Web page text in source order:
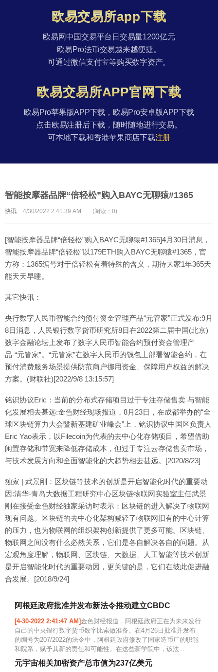
欧易交易所app下载
欧易网中国交易平台日交易量1200亿元
欧易Pro法币交易越来越便捷。
可通过微信支付宝等购买数字资产。
欧易交易所APP官网下载
欧易Pro苹果版APP下载，欧易Pro安卓版APP下载
点击欧易注册后下载，随时随地进行交易。
可本地下载和香港苹果商店下载注册
智能按摩器品牌“倍轻松”购入BAYC无聊猿#1365
快讯 4/30/2022 2:41:39 AM (阅读：0)
[智能按摩器品牌“倍轻松”购入BAYC无聊猿#1365]4月30日消息，
智能按摩器品牌“倍轻松”以179ETH购入BAYC无聊猿#1365，官
方称：1365编号对于倍轻松有着特殊的含义，期待大家1年365天
能天天早睡。
其它快讯：
央行数字人民币智能合约预付资金管理产品“元管家”正式发布:9月
8日消息，人民银行数字货币研究所8日在2022第二届中国(北京)
数字金融论坛上发布了数字人民币智能合约预付资金管理产
品-“元管家”。“元管家”在数字人民币的钱包上部署智能合约，在
预付消费服务场景提供防范商户挪用资金、保障用户权益的解决
方案。(财联社)[2022/9/8 13:15:57]
铭识协议Eric：当前的分布式存储项目过于专注存储售卖 与智能
化发展相去甚远:金色财经现场报道，8月23日，在成都举办的“全
球区块链算力大会暨新基建矿业峰会”上，铭识协议中国区负责人
Eric Yao表示，以Filecoin为代表的去中心化存储项目，希望借助
闲置存储和带宽来降低存储成本，但过于专注云存储售卖市场，
与技术发展方向和全面智能化的大趋势相去甚远。[2020/8/23]
独家 | 武景刚：区块链等技术的创新是开启智能化时代的重要动
因:清华-青岛大数据工程研究中心区块链物联网实验室主任武景
刚在接受金色财经独家采访时表示：区块链的进入解决了物联网
现有问题。区块链的去中心化架构减轻了物联网旧有的中心计算
的压力，也为物联网的组织架构创新提供了更多可能。区块链、
物联网之间没有什么必然关系，它们是各自解决各自的问题。从
宏观角度理解，物联网、区块链、大数据、人工智能等技术创新
是开启智能化时代的重要动因，更关键的是，它们在彼此促进融
合发展。[2018/9/24]
阿根廷政府批准并发布新法令推动建立CBDC
[4-30-2022 2:41:47 AM]金色财经报道，阿根廷政府正在为未来发行
自己的中央银行数字货币数字比索做准备。在4月26日批准并发布
的编号为207/2022的法令中，阿根廷政府修改了国家造币厂的职能
和院系，赋予其新的责任和可能性。在这些新学院中，该法...
元宇宙相关加密资产总市值为237亿美元